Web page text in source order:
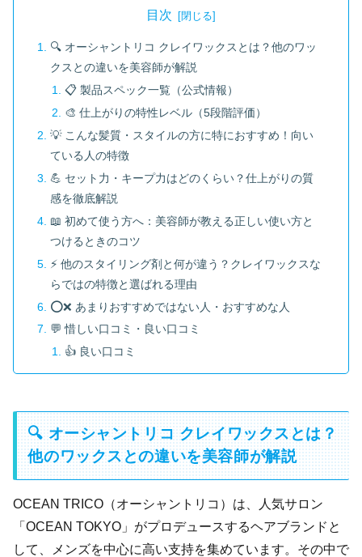
目次
🔍 オーシャントリコ クレイワックスとは？他のワッ
クスとの違いを美容師が解説
📋 製品スペック一覧（公式情報）
🎨 仕上がりの特性レベル（5段階評価）
💡 こんな髪質・スタイルの方に特におすすめ！向い
ている人の特徴
💪 セット力・キープ力はどのくらい？仕上がりの質
感を徹底解説
📖 初めて使う方へ：美容師が教える正しい使い方と
つけるときのコツ
⚡ 他のスタイリング剤と何が違う？クレイワックスな
らではの特徴と選ばれる理由
⭕❌ あまりおすすめではない人・おすすめな人
💬 惜しい口コミ・良い口コミ
👍 良い口コミ
🔍 オーシャントリコ クレイワックスとは？
他のワックスとの違いを美容師が解説
OCEAN TRICO（オーシャントリコ）は、人気サロン
「OCEAN TOKYO」がプロデュースするヘアブランドと
して、メンズを中心に高い支持を集めています。その中で